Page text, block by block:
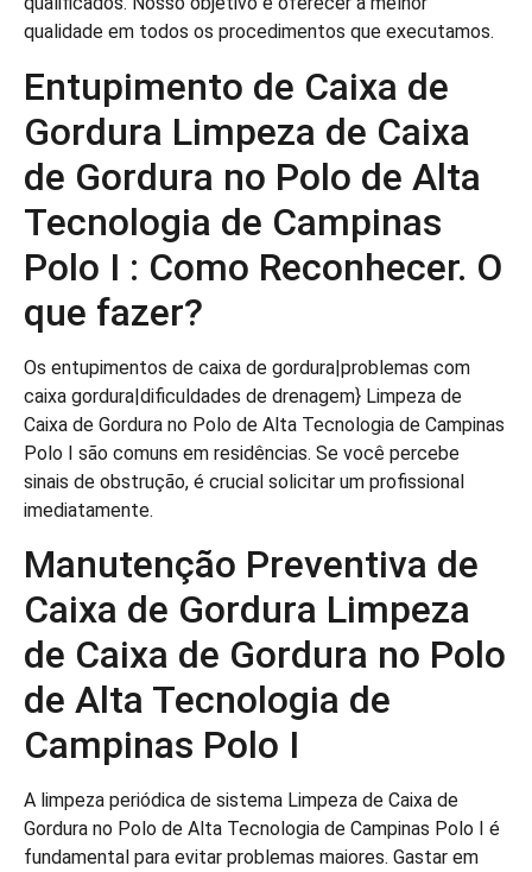
qualidade em todos os procedimentos que executamos.
Entupimento de Caixa de
Gordura Limpeza de Caixa
de Gordura no Polo de Alta
Tecnologia de Campinas
Polo I : Como Reconhecer. O
que fazer?
Os entupimentos de caixa de gordura|problemas com
caixa gordura|dificuldades de drenagem} Limpeza de
Caixa de Gordura no Polo de Alta Tecnologia de Campinas
Polo I são comuns em residências. Se você percebe
sinais de obstrução, é crucial solicitar um profissional
imediatamente.
Manutenção Preventiva de
Caixa de Gordura Limpeza
de Caixa de Gordura no Polo
de Alta Tecnologia de
Campinas Polo I
A limpeza periódica de sistema Limpeza de Caixa de
Gordura no Polo de Alta Tecnologia de Campinas Polo I é
fundamental para evitar problemas maiores. Gastar em